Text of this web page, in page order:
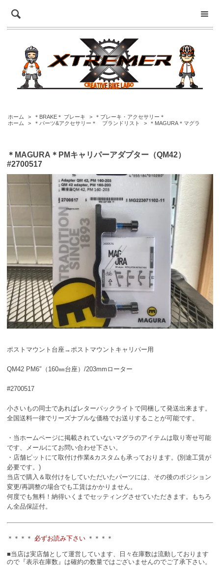
ホーム > ＊BRAKE＊ ブレーキ >
＊ブレーキ・アクセサリー＊
ホーム
> ＊パーツ&アクセサリー＊ ブランドリスト > ＊MAGURA＊マグラ
＊MAGURA＊PMキャリパーアダプター（QM42）
#2700517
ポストマウント台座→ポストマウントキャリパー用
QM42 PM6″（160㎜台座）/203mmローター
#2700517
小さいもの同士であればレターパックライトで同梱して発送出来ます。
全国送料一律でリーズナブルな価格でお送りすることが可能です。
・当ホームページに掲載されていないマグラのアイテムは取り寄せ可能
です、メールにてお問い合わせ下さい。
・店舗ピットにて取付け作業&カスタムも承っております。(別途工賃が
必要です。)
当店で購入＆取付けをしていただいたパーツには、その後のポジション
変更/再調整の場合でも工賃はかかりません。
何度でも無料！納得いくまでセッティングさせていただきます。もちろ
ん全品保証付。
＊＊＊＊ 必ずお読み下さい ＊＊＊＊
■当店は実店舗として運営しています、日々在庫数は流動しております
ので『表示在庫数』は確約の数量ではございませんのでご了承下さい。